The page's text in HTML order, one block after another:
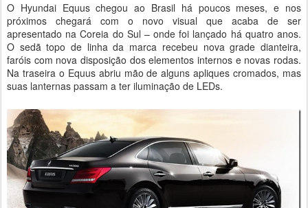
O Hyundai Equus chegou ao Brasil há poucos meses, e nos
próximos chegará com o novo visual que acaba de ser
apresentado na Coreia do Sul – onde foi lançado há quatro anos.
O sedã topo de linha da marca recebeu nova grade dianteira,
faróis com nova disposição dos elementos internos e novas rodas.
Na traseira o Equus abriu mão de alguns apliques cromados, mas
suas lanternas passam a ter iluminação de LEDs.